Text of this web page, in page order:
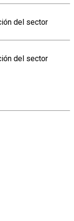
del sector
del sector